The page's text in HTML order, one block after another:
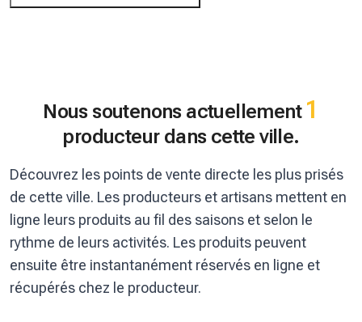
Nous soutenons actuellement 1
producteur dans cette ville.
Découvrez les points de vente directe les plus prisés
de cette ville. Les producteurs et artisans mettent en
ligne leurs produits au fil des saisons et selon le
rythme de leurs activités. Les produits peuvent
ensuite être instantanément réservés en ligne et
récupérés chez le producteur.